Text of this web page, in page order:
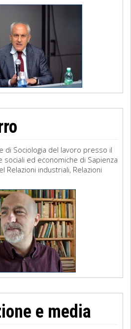
di Sociologia del lavoro presso il
sociali ed economiche di Sapienza
Relazioni industriali, Relazioni
e media